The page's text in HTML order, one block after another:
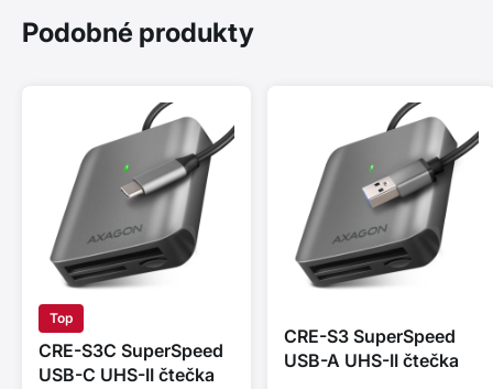
Podobné produkty
Top
CRE-S3C SuperSpeed
USB-C UHS-II čtečka
CRE-S3 SuperSpeed
USB-A UHS-II čtečka